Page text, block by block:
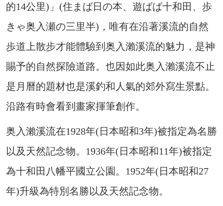
的14公里)」(住まば日の本、遊ばば十和田、歩
きゃ奥入瀬の三里半)，唯有在沿著溪流的自然
歩道上散步才能體驗到奥入瀨溪流的魅力，是神
賜予的自然探險道路。也因如此奥入瀨溪流不止
是月曆的題材也是溪釣和人氣的郊外寫生景點。
沿路有時會看到畫家揮筆創作。
奥入瀨溪流在1928年(日本昭和3年)被指定為名勝
以及天然記念物。1936年(日本昭和11年)被指定
為十和田八幡平國立公園。1952年(日本昭和27
年)升級為特別名勝以及天然記念物。